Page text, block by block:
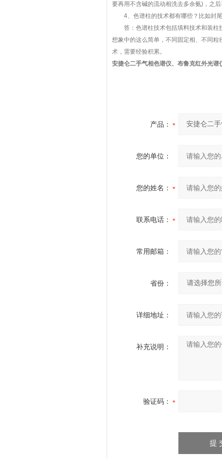
要再用不含碱的流动相洗去多余氨)，之
4、色谱柱的技术都有哪些？比如封尾
答：色谱柱技术包括填料技术和装柱
想象中的这么简单，不同固定相、不同
术，需要经验积累。
安捷仑二手气相色谱仪、布鲁克红外光谱
产品：
您的单位：
您的姓名：
联系电话：
常用邮箱：
省份：
详细地址：
补充说明：
验证码：